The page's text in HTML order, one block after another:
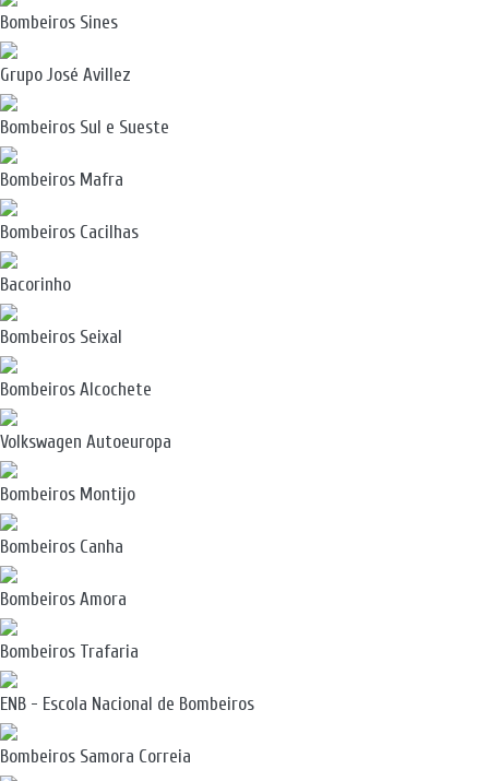
Bombeiros Sines
Grupo José Avillez
Bombeiros Sul e Sueste
Bombeiros Mafra
Bombeiros Cacilhas
Bacorinho
Bombeiros Seixal
Bombeiros Alcochete
Volkswagen Autoeuropa
Bombeiros Montijo
Bombeiros Canha
Bombeiros Amora
Bombeiros Trafaria
ENB - Escola Nacional de Bombeiros
Bombeiros Samora Correia